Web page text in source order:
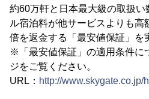
約60万軒と日本最大級の取扱
ル宿泊料が他サービスよりも高
倍を返金する「最安値保証」を
※「最安値保証」の適用条件に
ジをご覧ください。
URL： http://